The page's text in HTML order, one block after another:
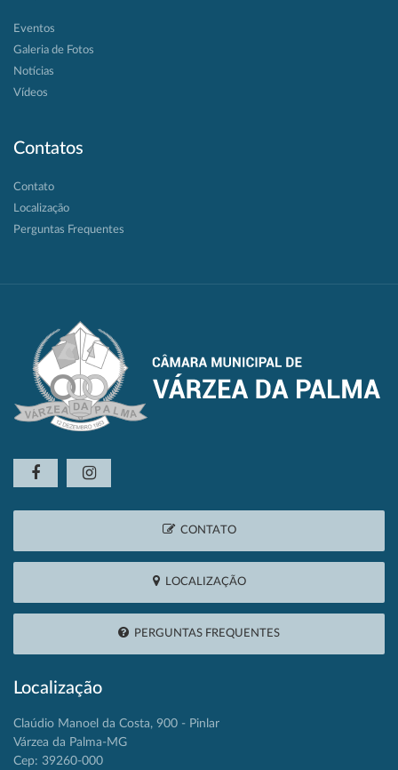
Eventos
Galeria de Fotos
Notícias
Vídeos
Contatos
Contato
Localização
Perguntas Frequentes
CONTATO
LOCALIZAÇÃO
PERGUNTAS FREQUENTES
Localização
Claúdio Manoel da Costa, 900 - Pinlar
Várzea da Palma-MG
Cep: 39260-000